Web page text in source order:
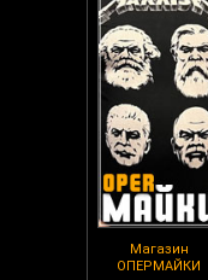
Магазин
ОПЕРМАЙКИ